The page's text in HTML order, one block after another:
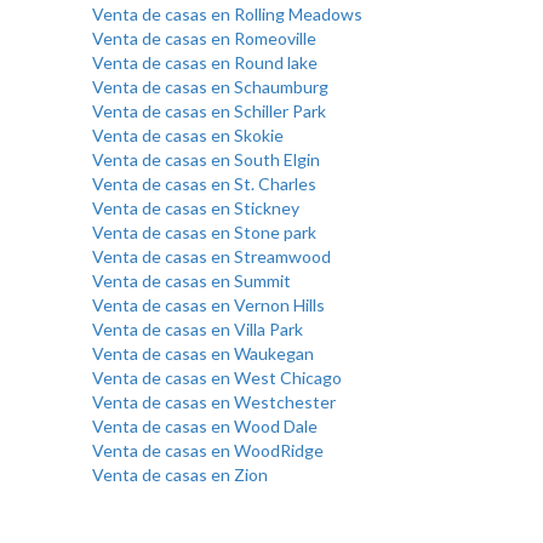
Venta de casas en Rolling Meadows
Venta de casas en Romeoville
Venta de casas en Round lake
Venta de casas en Schaumburg
Venta de casas en Schiller Park
Venta de casas en Skokie
Venta de casas en South Elgin
Venta de casas en St. Charles
Venta de casas en Stickney
Venta de casas en Stone park
Venta de casas en Streamwood
Venta de casas en Summit
Venta de casas en Vernon Hills
Venta de casas en Villa Park
Venta de casas en Waukegan
Venta de casas en West Chicago
Venta de casas en Westchester
Venta de casas en Wood Dale
Venta de casas en WoodRidge
Venta de casas en Zion